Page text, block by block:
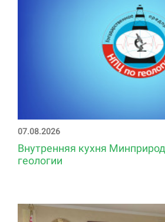
07.08.2026
Внутренняя кухня
геологии